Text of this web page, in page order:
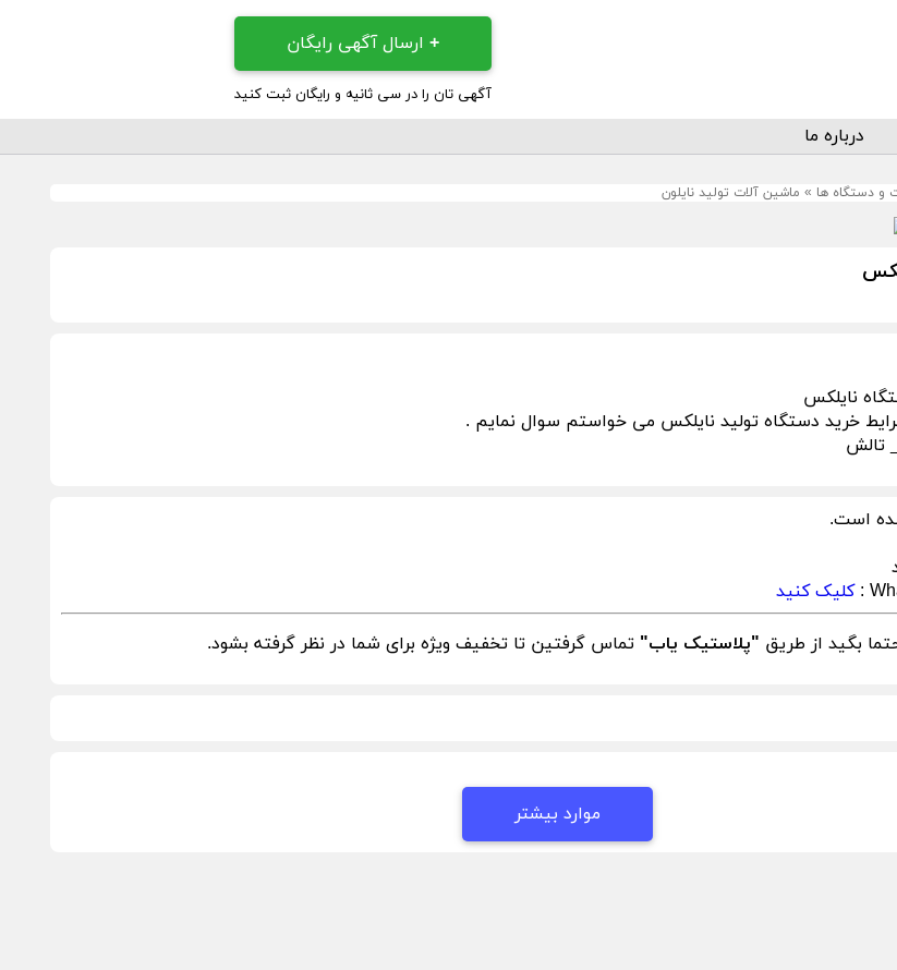
+ارسال آگهی رایگان
آگهی تان را در سی ثانیه و رایگان ثبت کنید
درباره ما
و دستگاه ها » ماشین آلات تولید نایلون
نایلکس
خرید دستگاه تولید نایلکس می خواستم سوال نمایم .
تالش
است.
کلیک کنید
بگید از طریق "پلاستیک یاب"تماس گرفتین تا تخفیف ویژه برای شما در نظر گرفته بشود.
موارد بیشتر